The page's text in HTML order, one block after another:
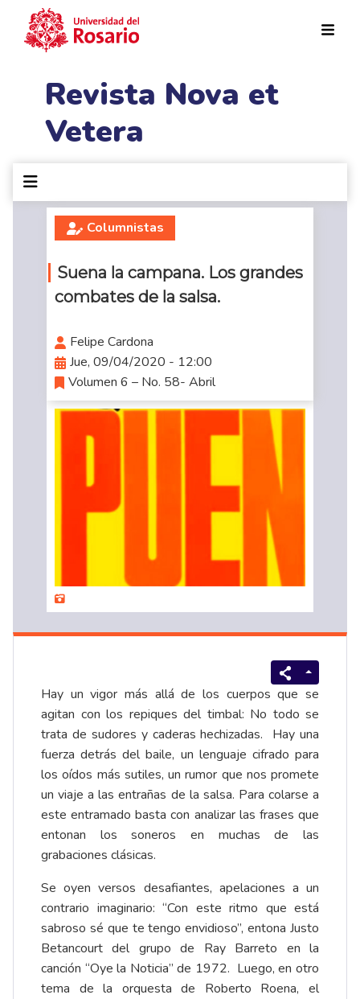
Revista Nova et
Vetera
Columnistas
Suena la campana. Los grandes
combates de la salsa.
Felipe Cardona
Jue, 09/04/2020 - 12:00
Volumen 6 – No. 58- Abril
Hay un vigor más allá de los cuerpos que se
agitan con los repiques del timbal: No todo se
trata de sudores y caderas hechizadas. Hay una
fuerza detrás del baile, un lenguaje cifrado para
los oídos más sutiles, un rumor que nos promete
un viaje a las entrañas de la salsa. Para colarse a
este entramado basta con analizar las frases que
entonan los soneros en muchas de las
grabaciones clásicas.
Se oyen versos desafiantes, apelaciones a un
contrario imaginario: “Con este ritmo que está
sabroso sé que te tengo envidioso”, entona Justo
Betancourt del grupo de Ray Barreto en la
canción “Oye la Noticia” de 1972. Luego, en otro
tema de la orquesta de Roberto Roena, el